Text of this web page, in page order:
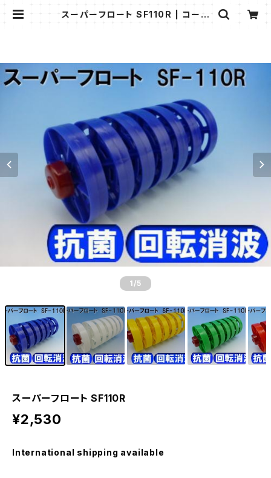
スーパーフロート SF110R | コース
1 /5
スーパーフロート SF110R
¥2,530
International shipping available